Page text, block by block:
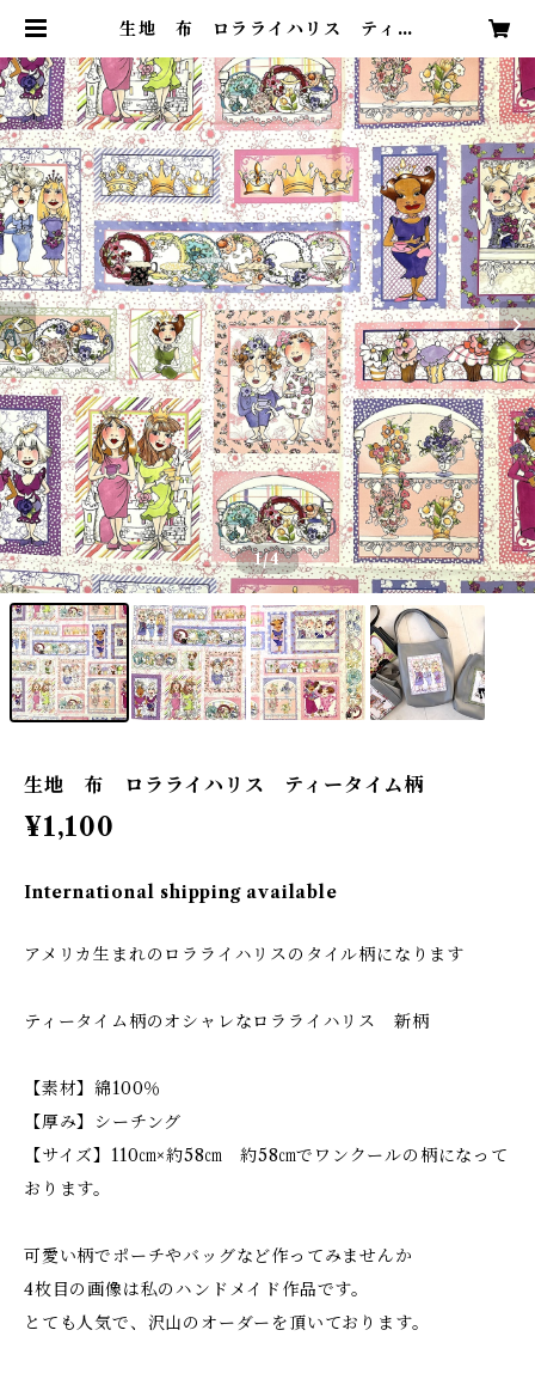
生地 布 ロラライハリス ティー
ュ
1/4
生地 布 ロラライハリス ティータイム柄
¥1,100
International shipping available
アメリカ生まれのロラライハリスのタイル柄になります
ティータイム柄のオシャレなロラライハリス 新柄
【素材】綿100％
【厚み】シーチング
【サイズ】110㎝×約58㎝ 約58㎝でワンクールの柄になって
おります。
可愛い柄でポーチやバッグなど作ってみませんか
4枚目の画像は私のハンドメイド作品です。
とても人気で、沢山のオーダーを頂いております。